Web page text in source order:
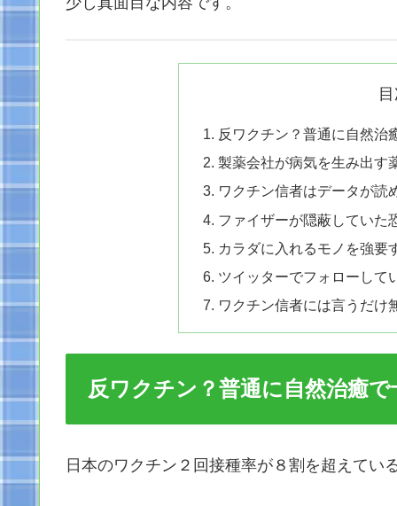
反ワクチン？普通に自然治
製薬会社が病気を生み出
ワクチン信者はデータが読
ファイザーが隠蔽していた
カラダに入れるモノを強要
ツイッターでフォローして
ワクチン信者には言うだけ
反ワクチン？普通に自然治癒
日本のワクチン２回接種率が８割を超えてい